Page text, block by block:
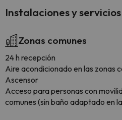
Instalaciones y servicios
Zonas comunes
24 h recepción
Aire acondicionado en las zonas
Ascensor
Acceso para personas con
comunes (sin baño adaptado en